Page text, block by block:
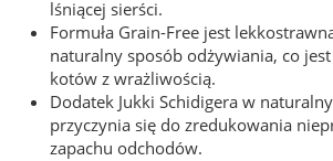
lśniącej sierści.
Formuła Grain-Free jest
naturalny sposób odżywiania, co
kotów z wrażliwością.
Dodatek Jukki Schidigera w
przyczynia się do zredukowania
zapachu odchodów.